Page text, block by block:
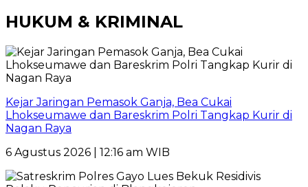
HUKUM & KRIMINAL
Kejar Jaringan Pemasok Ganja, Bea Cukai
Lhokseumawe dan Bareskrim Polri Tangkap Kurir di
Nagan Raya
6 Agustus 2026 | 12:16 am WIB